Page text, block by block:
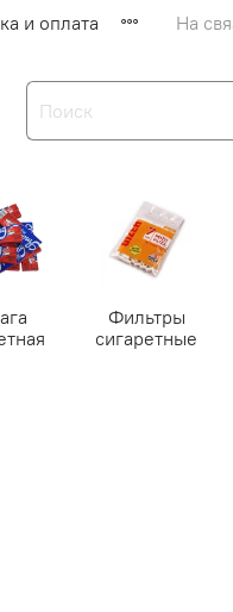
и оплата На
Фильтры
сигаретные